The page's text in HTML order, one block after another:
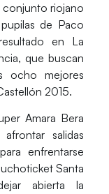
conjunto riojano
de Paco
en La
, que buscan
ocho mejores
2015.
Amara Bera
salidas
enfrentarse
Santa
abierta la